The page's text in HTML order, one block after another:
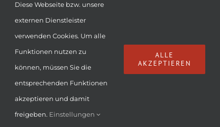
© Copyright2026 | DIE LUMPENBACHER | ALL RIGHTS
RESERVED |IMPRESSUM & DATENSCHUTZ
Facebook
Diese Webseite bzw. unsere
externen Dienstleister
verwenden Cookies. Um alle
Funktionen nutzen zu
können, müssen Sie die
entsprechenden Funktionen
akzeptieren und damit
freigeben. Einstellungen
ALLE
AKZEPTIEREN